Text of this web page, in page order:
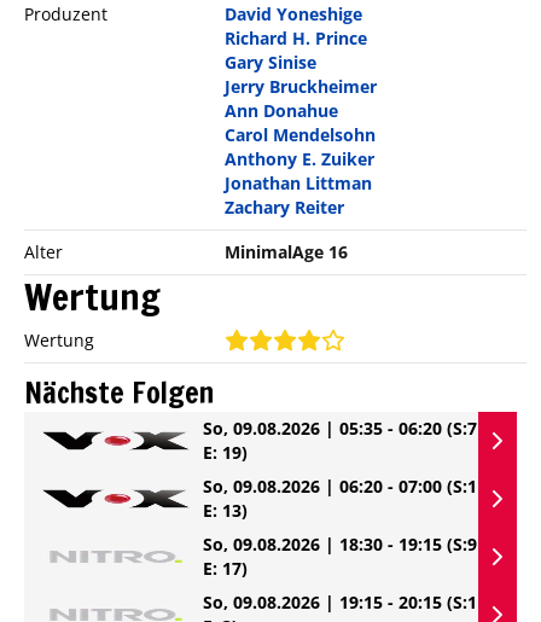
Produzent
David Yoneshige
Richard H. Prince
Gary Sinise
Jerry Bruckheimer
Ann Donahue
Carol Mendelsohn
Anthony E. Zuiker
Jonathan Littman
Zachary Reiter
Alter
MinimalAge 16
Wertung
Wertung
Nächste Folgen
So, 09.08.2026 | 05:35 - 06:20 (S:7
E: 19)
So, 09.08.2026 | 06:20 - 07:00 (S:1
E: 13)
So, 09.08.2026 | 18:30 - 19:15 (S:9
E: 17)
So, 09.08.2026 | 19:15 - 20:15 (S:1